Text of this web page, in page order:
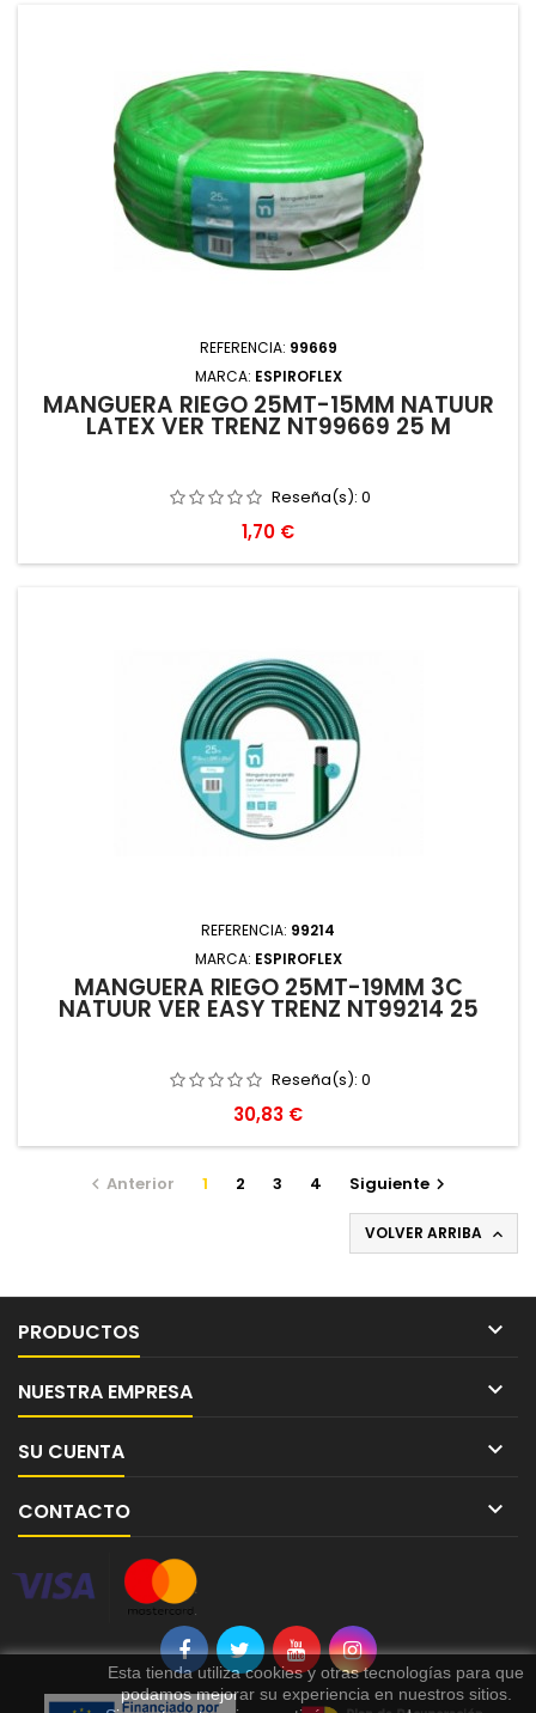
REFERENCIA: 99669
MARCA: ESPIROFLEX
MANGUERA RIEGO 25MT-15MM NATUUR
LATEX VER TRENZ NT99669 25 M
Reseña(s): 0
Precio
1,70 €
REFERENCIA: 99214
MARCA: ESPIROFLEX
MANGUERA RIEGO 25MT-19MM 3C
NATUUR VER EASY TRENZ NT99214 25
Reseña(s): 0
Precio
30,83 €
 Anterior 1 2 3 4 Siguiente 
VOLVER ARRIBA 
PRODUCTOS 
NUESTRA EMPRESA 
SU CUENTA 
CONTACTO 
Esta tienda utiliza cookies y otras tecnologías para que
podamos mejorar su experiencia en nuestros sitios.